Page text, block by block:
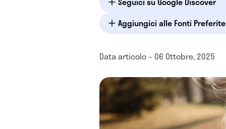
Aggiungici alle Fonti
Data articolo – 06 Ottobre, 2025